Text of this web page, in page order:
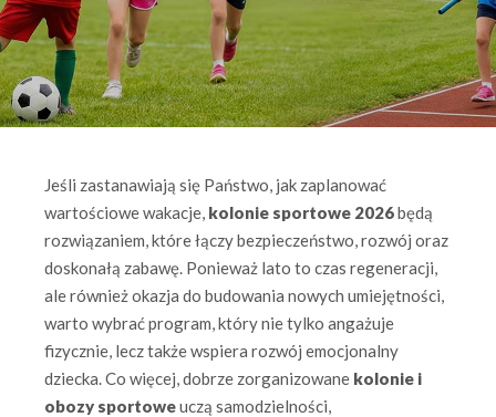
Jeśli zastanawiają się Państwo, jak zaplanować
wartościowe wakacje, kolonie sportowe 2026będą
rozwiązaniem, które łączy bezpieczeństwo, rozwój oraz
doskonałą zabawę. Ponieważ lato to czas regeneracji,
ale również okazja do budowania nowych umiejętności,
warto wybrać program, który nie tylko angażuje
fizycznie, lecz także wspiera rozwój emocjonalny
dziecka. Co więcej, dobrze zorganizowane kolonie i
obozy sportoweuczą samodzielności,